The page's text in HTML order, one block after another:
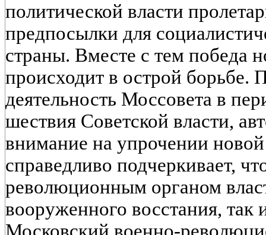
политической власти
предпосылки для
страны. Вместе с тем победа
происходит в острой борьбе.
деятельность Моссовета в
шествия Советской власти,
внимание на упрочении
справедливо подчеркивает,
революционным органом
вооруженного восстания, так